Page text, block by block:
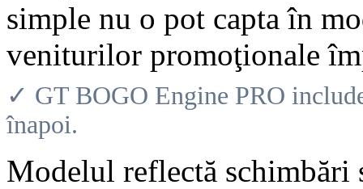
simple nu o pot capta în
veniturilor promoţionale
✓ GT BOGO Engine PRO
înapoi.
Modelul reflectă schimbări